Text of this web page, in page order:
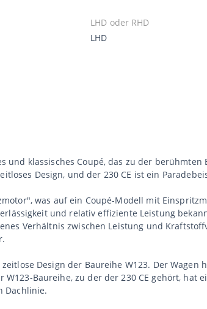
LHD oder RHD
LHD
und klassisches Coupé, das zu der
Design, und der 230 CE ist ein
was auf ein Coupé-Modell mit
und relativ effiziente Leistung
Verhältnis zwischen Leistung und
Design der Baureihe W123. Der
Baureihe, zu der der 230 CE gehört, hat
Dachlinie.